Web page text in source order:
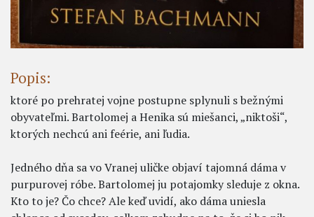
Popis:
ktoré po prehratej vojne postupne splynuli s bežnými
obyvateľmi. Bartolomej a Henika sú miešanci, „niktoši“,
ktorých nechcú ani feérie, ani ľudia.
Jedného dňa sa vo Vranej uličke objaví tajomná dáma v
purpurovej róbe. Bartolomej ju potajomky sleduje z okna.
Kto to je? Čo chce? Ale keď uvidí, ako dáma uniesla